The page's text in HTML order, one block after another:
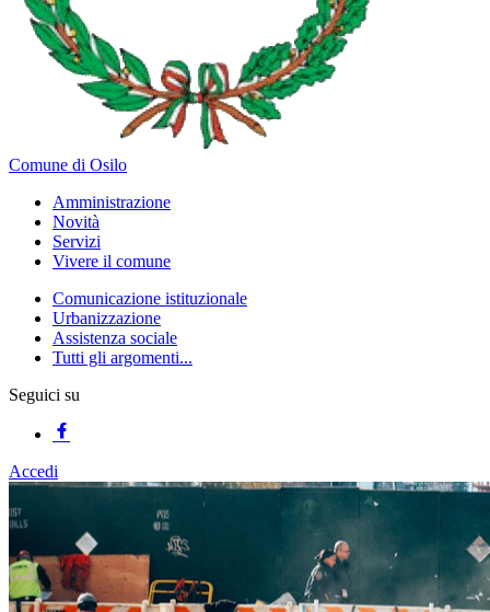
Comune di Osilo
Amministrazione
Novità
Servizi
Vivere il comune
Comunicazione istituzionale
Urbanizzazione
Assistenza sociale
Tutti gli argomenti...
Seguici su
Accedi